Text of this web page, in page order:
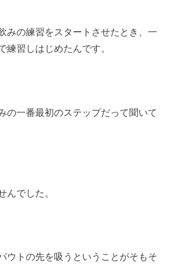
みの練習をスタートさせたとき、一
練習しはじめたんです。
の一番最初のステップだって聞いて
んでした。
ウトの先を吸うということがそもそ